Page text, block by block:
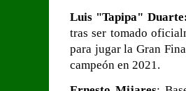
Luis "Tapipa"
tras ser tomado
para jugar la Gran
campeón en 2021.